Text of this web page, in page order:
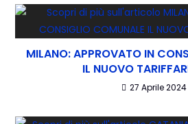
MILANO: APPROVATO IN
IL NUOVO
27 Aprile 2024